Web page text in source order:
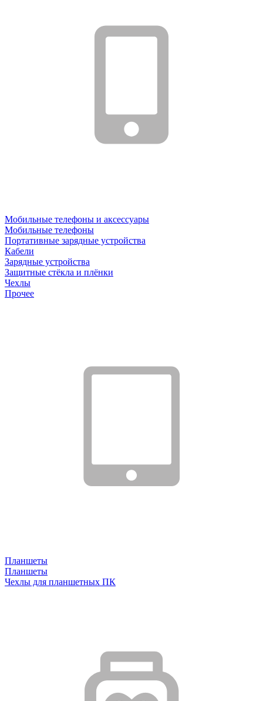
Мобильные телефоны и аксессуары
Мобильные телефоны
Портативные зарядные устройства
Кабели
Зарядные устройства
Защитные стёкла и плёнки
Чехлы
Прочее
Планшеты
Планшеты
Чехлы для планшетных ПК